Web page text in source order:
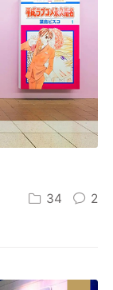
34 2